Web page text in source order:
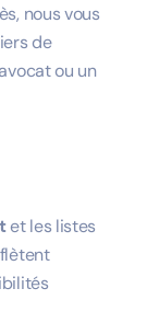
nous vous
de
ou un
et les listes